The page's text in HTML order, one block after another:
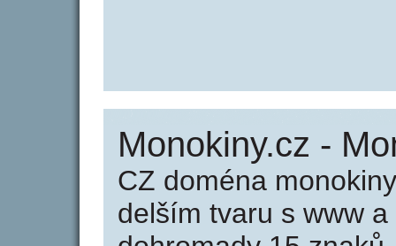
Monokiny.cz -
CZ doména
delším tvaru s www